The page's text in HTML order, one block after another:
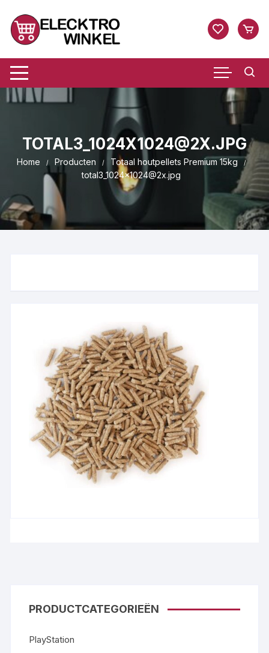
naar
inhoud
TOTAL3_1024X1024@2X.JPG
Home Producten
Totaal houtpellets Premium 15kg
total3_1024x1024@2x.jpg
PRODUCTCATEGORIEËN
PlayStation